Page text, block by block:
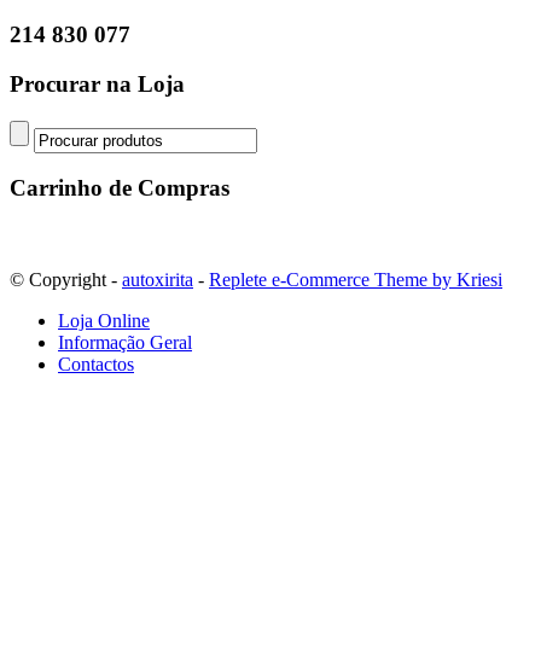
214 830 077
Procurar na Loja
Carrinho de Compras
© Copyright - autoxirita - Replete e-Commerce Theme by Kriesi
Loja Online
Informação Geral
Contactos